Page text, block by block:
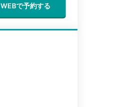
WEBで予約する